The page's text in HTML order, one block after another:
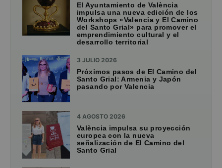
El Ayuntamiento de València
impulsa una nueva edición de los
Workshops «Valencia y El Camino
del Santo Grial» para promover el
emprendimiento cultural y el
desarrollo territorial
3 JULIO 2026
Próximos pasos de El Camino del
Santo Grial: Armenia y Japón
pasando por Valencia
4 AGOSTO 2026
València impulsa su proyección
europea con la nueva
señalización de El Camino del
Santo Grial